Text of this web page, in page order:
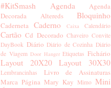
#KitSmash Agenda
Agenda
Decorada
Altereds Bloquinho
Caderneta Caderno Caixa Calendário
Cartão Cd Decorado Chaveiro Convite
DayBook Diário Diário de Cozinha Diário
de Viagem Door Hanger Etiquetas Fichário
Layout 20X20 Layout 30X30
Lembrancinhas
Livro de Assinaturas
Marca Página Mary Kay Mimo Mini